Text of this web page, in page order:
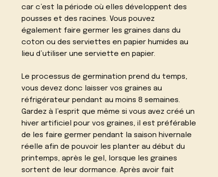
car c’est la période où elles développent des
pousses et des racines. Vous pouvez
également faire germer les graines dans du
coton ou des serviettes en papier humides au
lieu d’utiliser une serviette en papier.
Le processus de germination prend du temps,
vous devez donc laisser vos graines au
réfrigérateur pendant au moins 8 semaines.
Gardez à l’esprit que même si vous avez créé un
hiver artificiel pour vos graines, il est préférable
de les faire germer pendant la saison hivernale
réelle afin de pouvoir les planter au début du
printemps, après le gel, lorsque les graines
sortent de leur dormance. Après avoir fait